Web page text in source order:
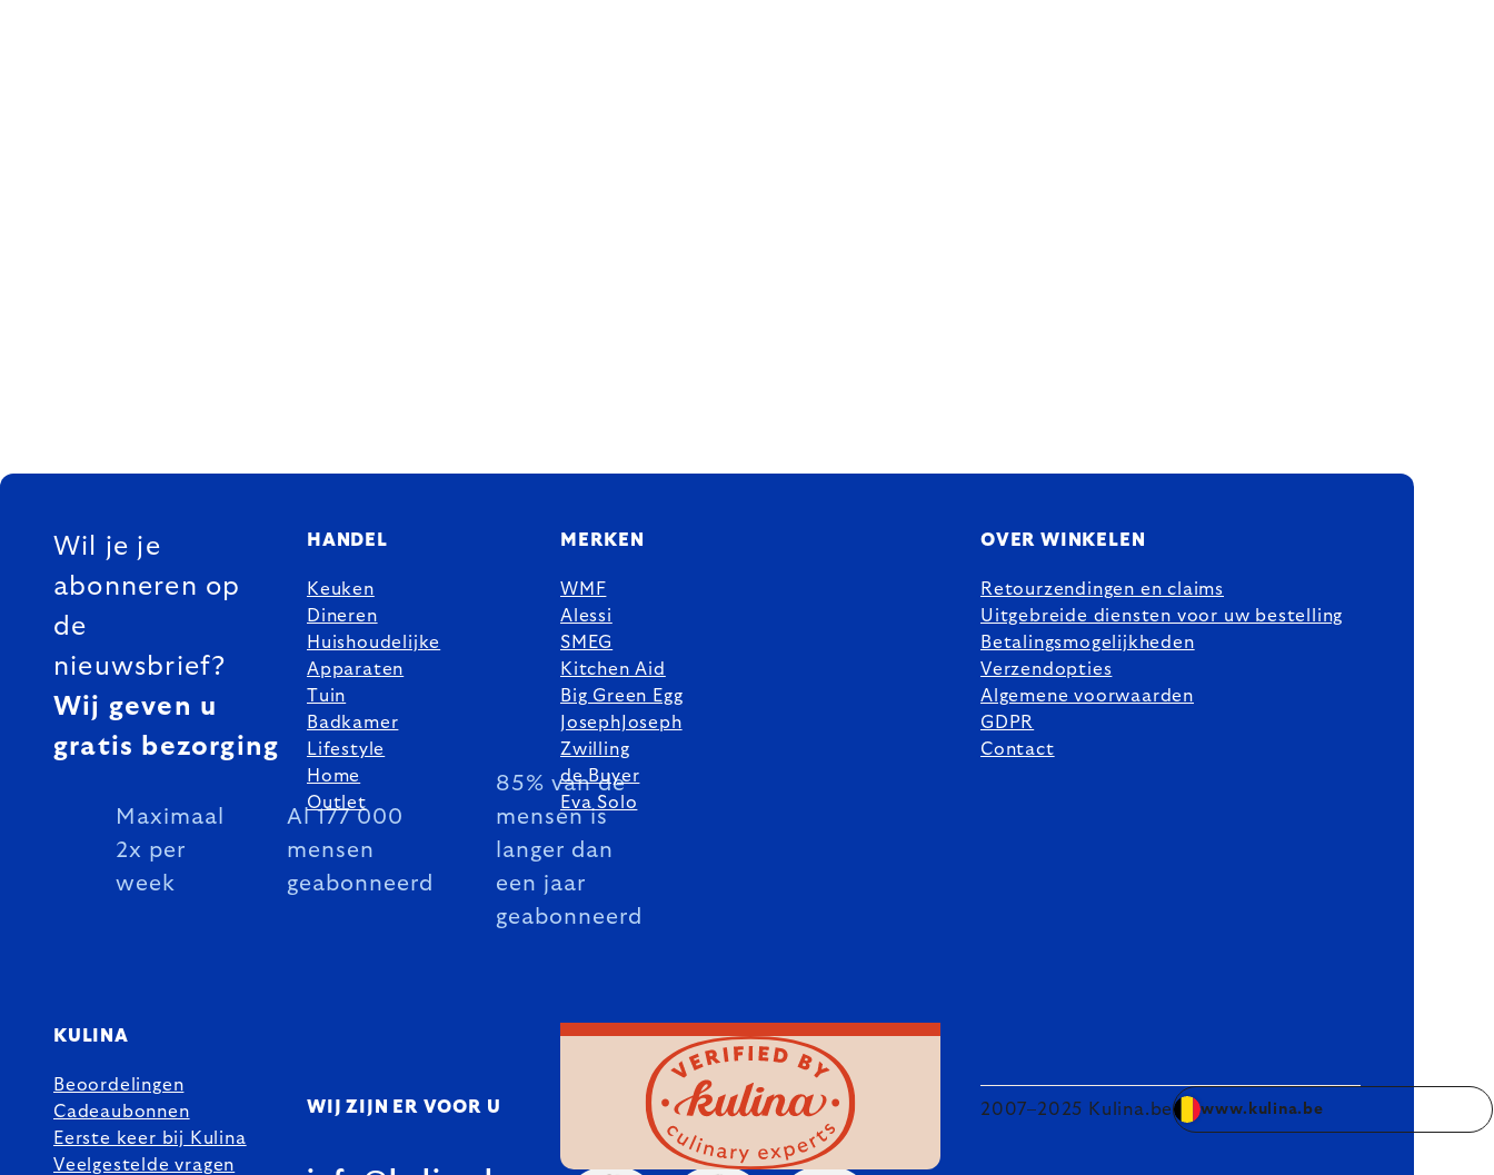
FOOTER
Wil je je
abonneren op
de
nieuwsbrief?
Wij geven u
gratis bezorging
Maximaal
2x per
week
Al 177 000
mensen
geabonneerd
85% van de
mensen is
langer dan
een jaar
geabonneerd
HANDEL
Keuken
Dineren
Huishoudelijke
Apparaten
Tuin
Badkamer
Lifestyle
Home
Outlet
MERKEN
WMF
Alessi
SMEG
Kitchen Aid
Big Green Egg
JosephJoseph
Zwilling
de Buyer
Eva Solo
OVER WINKELEN
Retourzendingen en claims
Uitgebreide diensten voor uw bestelling
Betalingsmogelijkheden
Verzendopties
Algemene voorwaarden
GDPR
Contact
KULINA
Beoordelingen
Cadeaubonnen
Eerste keer bij Kulina
Veelgestelde vragen
WIJ ZIJN ER VOOR U 2007–2025 Kulina.be www.kulina.be